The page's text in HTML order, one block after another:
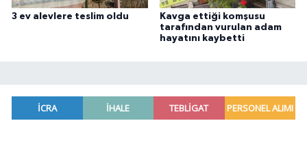
3 ev alevlere teslim oldu
Kavga ettiği komşusu
tarafından vurulan adam
hayatını kaybetti